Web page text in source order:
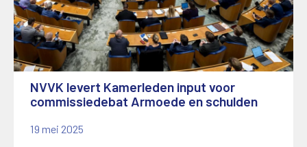
NVVK levert Kamerleden input voor
commissiedebat Armoede en schulden
19 mei 2025